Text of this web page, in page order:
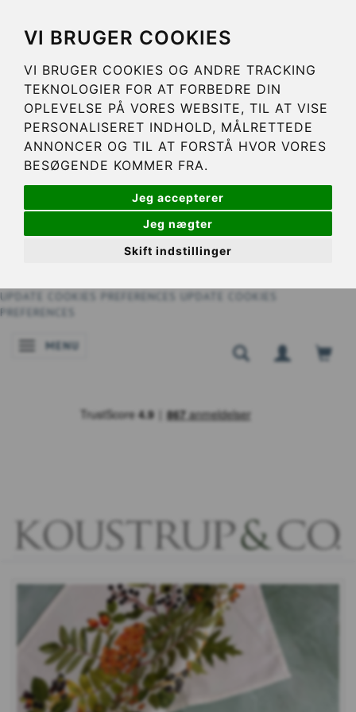
VI BRUGER COOKIES
VI BRUGER COOKIES OG ANDRE TRACKING
TEKNOLOGIER FOR AT FORBEDRE DIN
OPLEVELSE PÅ VORES WEBSITE, TIL AT VISE
PERSONALISERET INDHOLD, MÅLRETTEDE
ANNONCER OG TIL AT FORSTÅ HVOR VORES
BESØGENDE KOMMER FRA.
Jeg accepterer
Jeg nægter
Skift indstillinger
UPDATE COOKIES PREFERENCES
UPDATE COOKIES
PREFERENCES
NAVIGATIE IN-/UITSCHAKELEN
MENU